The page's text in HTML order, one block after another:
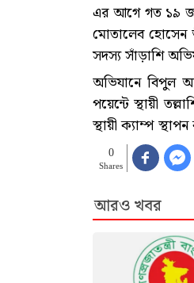
এর আগে গত ১৯
মোতালেব হোসেন
সদস্য সাঁড়াশি
অভিযানে বিপুল
পয়েন্টে স্থায়ী
স্থায়ী ক্যাম্প
0
Shares
আরও খবর